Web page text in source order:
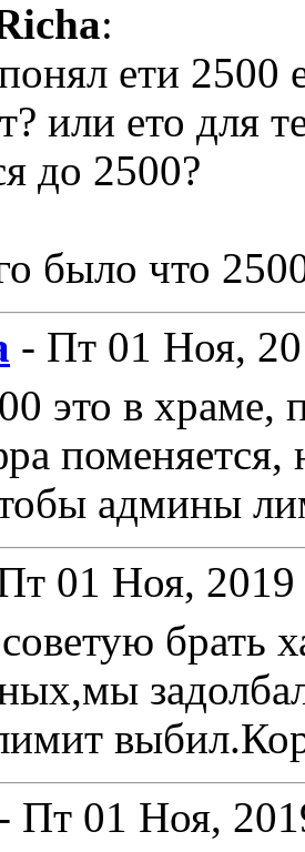
:
ети 2500
или ето для
до 2500?
было что
- Пт 01 Ноя,
это в храме,
поменяется,
админы
01 Ноя, 2019
брать
Пт 01 Ноя,